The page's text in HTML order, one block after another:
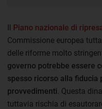
Il Piano nazionale di
Commissione europea
delle riforme molto
governo potrebbe essere
spesso ricorso alla fiducia
provvedimenti . Questa
tuttavia rischia di